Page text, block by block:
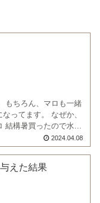
もちろん、マロも一緒
ってます。 なぜか、
構暑買ったので水を
なマロ 今...
2024.04.08
えた結果